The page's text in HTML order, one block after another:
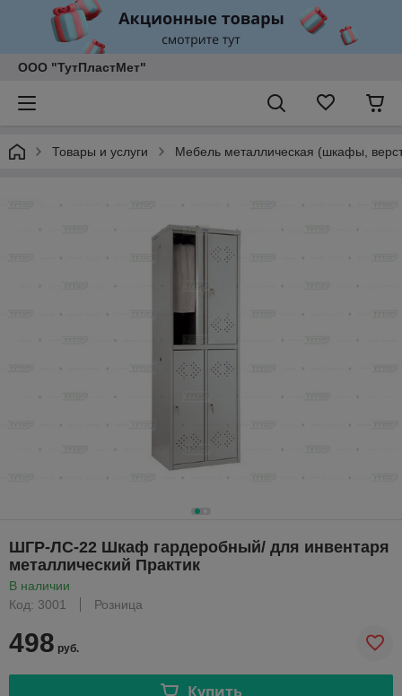
ООО "ТутПластМет"
Товары и услуги Мебель металлическая (шкафы,
ШГР-ЛС-22 Шкаф гардеробный/ для инвентаря
металлический Практик
В наличии
Код: 3001
Розница
498 руб.
Купить